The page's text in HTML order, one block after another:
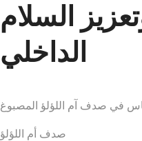
السلام
الداخلي
صدف أم اللؤلؤ